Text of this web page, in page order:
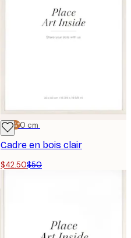
-15%*
40x50 cm
Cadre en bois clair
$42.50$50